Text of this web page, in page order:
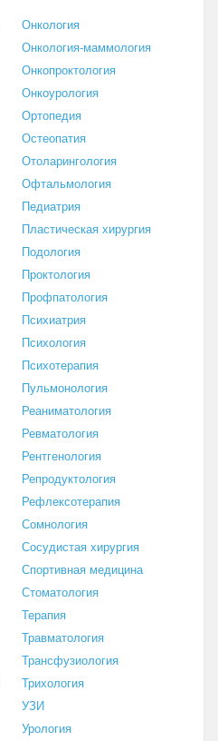
Онкология
Онкология-маммология
Онкопроктология
Онкоурология
Ортопедия
Остеопатия
Отоларингология
Офтальмология
Педиатрия
Пластическая хирургия
Подология
Проктология
Профпатология
Психиатрия
Психология
Психотерапия
Пульмонология
Реаниматология
Ревматология
Рентгенология
Репродуктология
Рефлексотерапия
Сомнология
Сосудистая хирургия
Спортивная медицина
Стоматология
Терапия
Травматология
Трансфузиология
Трихология
УЗИ
Урология